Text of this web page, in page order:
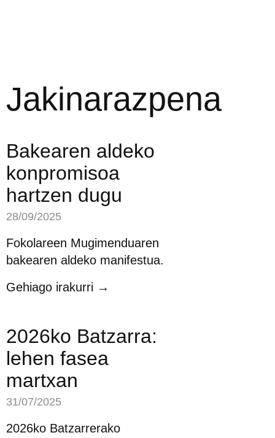
Jakinarazpena
Bakearen aldeko
konpromisoa
hartzen dugu
28/09/2025
Fokolareen Mugimenduaren
bakearen aldeko manifestua.
Gehiago irakurri →
2026ko Batzarra:
lehen fasea
martxan
31/07/2025
2026ko Batzarrerako